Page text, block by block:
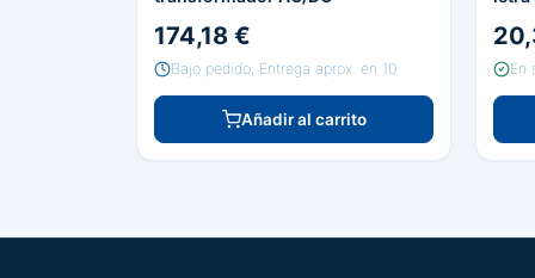
174,18 €
Bajo pedido, Entrega aprox. en 10
Añadir al carrito
En